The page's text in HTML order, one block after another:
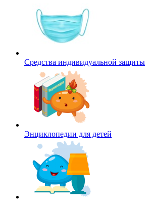
Средства индивидуальной защиты
Энциклопедии для детей